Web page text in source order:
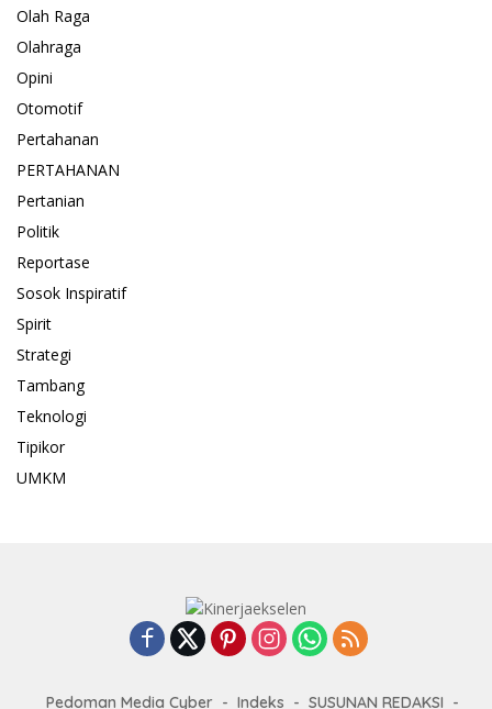
Olah Raga
Olahraga
Opini
Otomotif
Pertahanan
PERTAHANAN
Pertanian
Politik
Reportase
Sosok Inspiratif
Spirit
Strategi
Tambang
Teknologi
Tipikor
UMKM
Pedoman Media Cyber Indeks SUSUNAN REDAKSI